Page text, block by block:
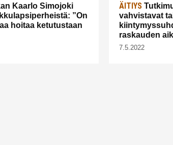
Kaarlo Simojoki
”On
hoitaa ketutustaan
ÄITIYS
vahvistavat
raskauden
7.5.2022